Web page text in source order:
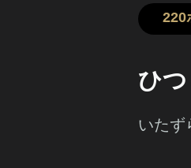
220
ひ
いたず